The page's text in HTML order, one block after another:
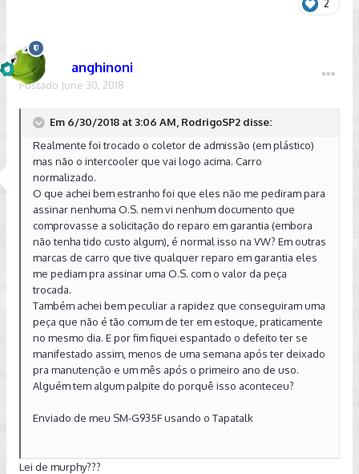
2
anghinoni
Postado June 30, 2018
Em 6/30/2018 at 3:06 AM, RodrigoSP2 disse:
Realmente foi trocado o coletor de admissão (em plástico)
mas não o intercooler que vai logo acima. Carro
normalizado.
O que achei bem estranho foi que eles não me pediram para
assinar nenhuma O.S. nem vi nenhum documento que
comprovasse a solicitação do reparo em garantia (embora
não tenha tido custo algum), é normal isso na VW? Em outras
marcas de carro que tive qualquer reparo em garantia eles
me pediam pra assinar uma O.S. com o valor da peça
trocada.
Também achei bem peculiar a rapidez que conseguiram uma
peça que não é tão comum de ter em estoque, praticamente
no mesmo dia. E por fim fiquei espantado o defeito ter se
manifestado assim, menos de uma semana após ter deixado
pra manutenção e um mês após o primeiro ano de uso.
Alguém tem algum palpite do porquê isso aconteceu?
Enviado de meu SM-G935F usando o Tapatalk
Lei de murphy???